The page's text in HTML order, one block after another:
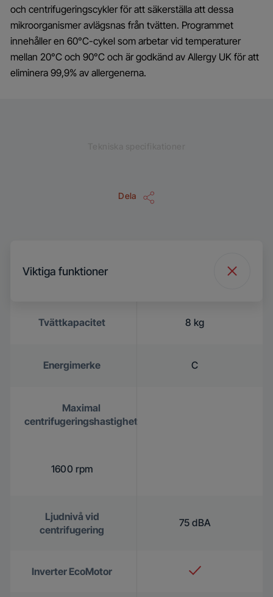
och centrifugeringscykler för att säkerställa att dessa
mikroorganismer avlägsnas från tvätten. Programmet
innehåller en 60°C-cykel som arbetar vid temperaturer
mellan 20°C och 90°C och är godkänd av Allergy UK för att
eliminera 99,9% av allergenerna.
Dela
Viktiga funktioner
Tvättkapacitet 8 kg
Energimerke C
Maximal
centrifugeringshastighet
1600 rpm
Ljudnivå vid
centrifugering
75 dBA
Inverter EcoMotor